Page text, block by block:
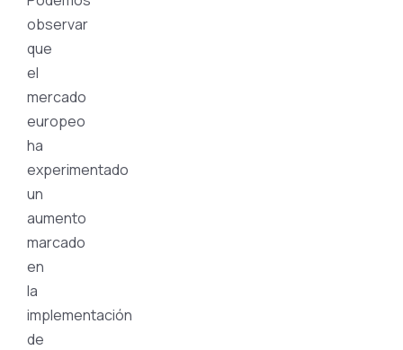
observar
que
el
mercado
europeo
ha
experimentado
un
aumento
marcado
en
la
implementación
de